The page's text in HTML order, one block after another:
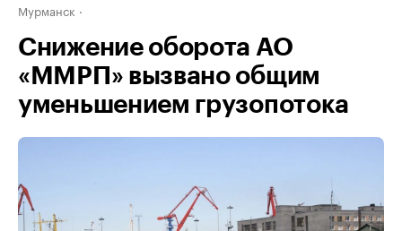
Мурманск
Снижение оборота АО
«ММРП» вызвано общим
уменьшением грузопотока